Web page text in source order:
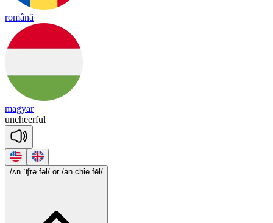
română
magyar
uncheerful
/ʌn.ˈʧɪə.fəl/ or /an.chie.fēl/